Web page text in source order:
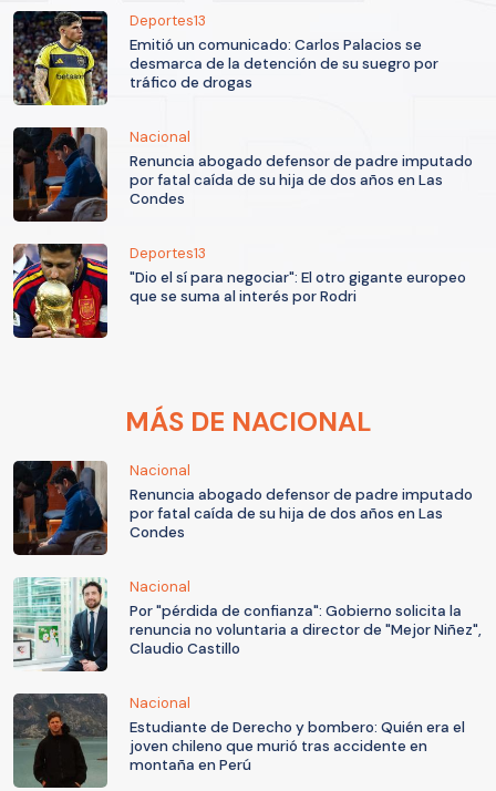
Deportes13
Emitió un comunicado: Carlos Palacios se
desmarca de la detención de su suegro por
tráfico de drogas
Nacional
Renuncia abogado defensor de padre imputado
por fatal caída de su hija de dos años en Las
Condes
Deportes13
"Dio el sí para negociar": El otro gigante europeo
que se suma al interés por Rodri
MÁS DE NACIONAL
Nacional
Renuncia abogado defensor de padre imputado
por fatal caída de su hija de dos años en Las
Condes
Nacional
Por "pérdida de confianza": Gobierno solicita la
renuncia no voluntaria a director de "Mejor Niñez",
Claudio Castillo
Nacional
Estudiante de Derecho y bombero: Quién era el
joven chileno que murió tras accidente en
montaña en Perú